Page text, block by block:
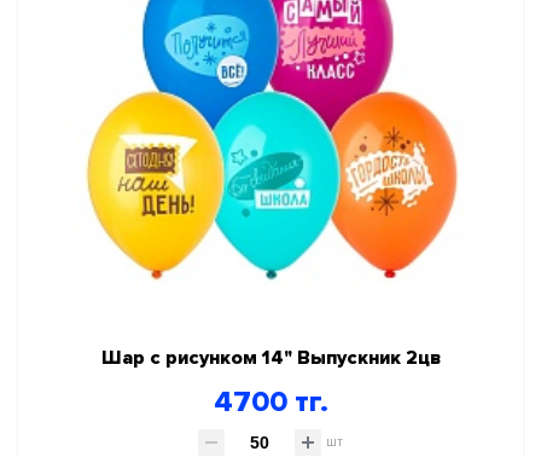
Шар с рисунком 14" Выпускник 2цв
4700 тг.
шт